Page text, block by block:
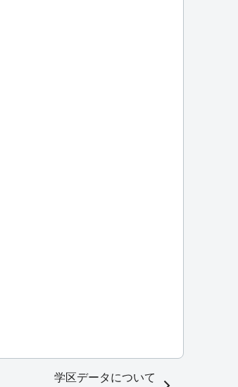
学区データについて